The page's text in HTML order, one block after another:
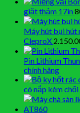
giặt thảm 17in
Máy hút bụi hút
CleproX
Pin Lithium
chính hãng
có nắp kèm